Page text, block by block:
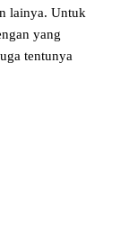
lainya. Untuk
yang
tentunya